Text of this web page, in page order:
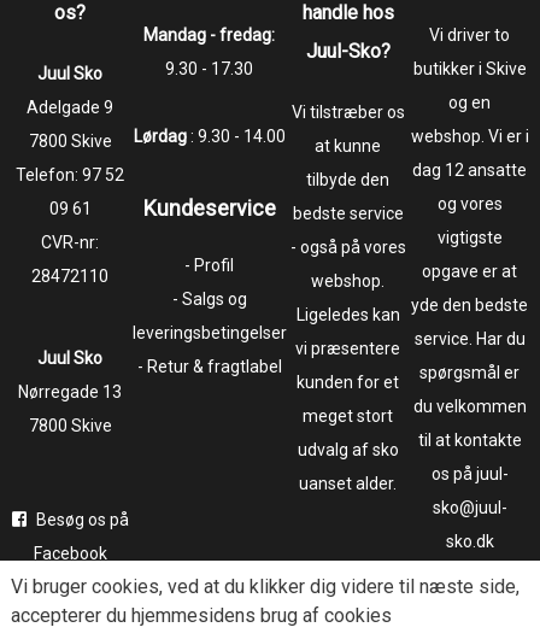
os?
Juul Sko
​​​​​​​Adelgade 9
7800 Skive
Telefon:97 52
09 61
CVR-nr:
28472110
Juul Sko
​​​​​​​Nørregade 13
7800 Skive
Besøg os på
Facebook
Følg os på
Mandag - fredag:
9.30 - 17.30
Lørdag: 9.30 - 14.00
Kundeservice
- Profil
- Salgs og
leveringsbetingelser
- Retur & fragtlabel
handle hos
Juul-Sko?
Vi tilstræber os
at kunne
tilbyde den
bedste service
- også på vores
webshop.
Ligeledes kan
vi præsentere
kunden for et
meget stort
udvalg af sko
uanset alder.
Vi driver to
butikker i Skive
og en
webshop. Vi er i
dag 12 ansatte
og vores
vigtigste
opgave er at
yde den bedste
service. Har du
spørgsmål er
du velkommen
til at kontakte
os på juul-
sko@juul-
sko.dk
Vi bruger cookies, ved at du klikker dig videre til næste side,
accepterer du hjemmesidens brug af cookies